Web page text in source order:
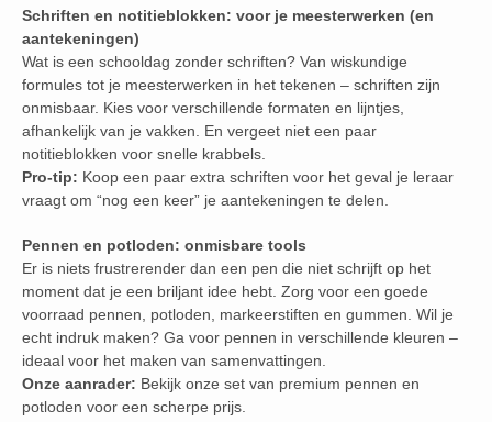
Schriften en notitieblokken: voor je meesterwerken (en
aantekeningen)
Wat is een schooldag zonder schriften? Van wiskundige
formules tot je meesterwerken in het tekenen – schriften zijn
onmisbaar. Kies voor verschillende formaten en lijntjes,
afhankelijk van je vakken. En vergeet niet een paar
notitieblokken voor snelle krabbels.
Pro-tip: Koop een paar extra schriften voor het geval je leraar
vraagt om “nog een keer” je aantekeningen te delen.
Pennen en potloden: onmisbare tools
Er is niets frustrerender dan een pen die niet schrijft op het
moment dat je een briljant idee hebt. Zorg voor een goede
voorraad pennen, potloden, markeerstiften en gummen. Wil je
echt indruk maken? Ga voor pennen in verschillende kleuren –
ideaal voor het maken van samenvattingen.
Onze aanrader: Bekijk onze set van premium pennen en
potloden voor een scherpe prijs.